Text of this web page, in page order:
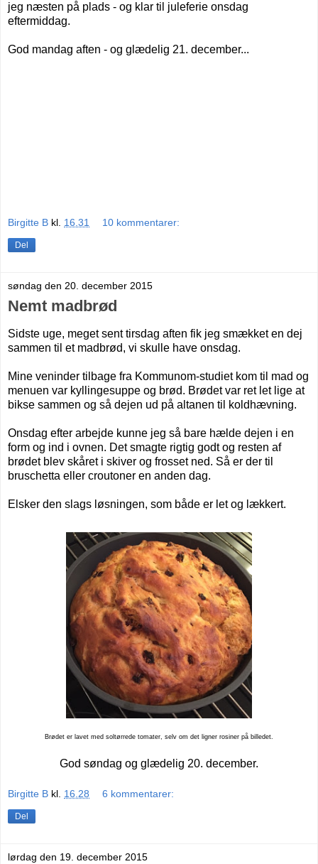
jeg næsten på plads - og klar til juleferie onsdag
eftermiddag.
God mandag aften - og glædelig 21. december...
Birgitte B kl. 16.31 10 kommentarer:
Del
søndag den 20. december 2015
Nemt madbrød
Sidste uge, meget sent tirsdag aften fik jeg smækket en dej
sammen til et madbrød, vi skulle have onsdag.
Mine veninder tilbage fra Kommunom-studiet kom til mad og
menuen var kyllingesuppe og brød. Brødet var ret let lige at
bikse sammen og så dejen ud på altanen til koldhævning.
Onsdag efter arbejde kunne jeg så bare hælde dejen i en
form og ind i ovnen. Det smagte rigtig godt og resten af
brødet blev skåret i skiver og frosset ned. Så er der til
bruschetta eller croutoner en anden dag.
Elsker den slags løsningen, som både er let og lækkert.
Brødet er lavet med soltørrede tomater, selv om det ligner rosiner på billedet.
God søndag og glædelig 20. december.
Birgitte B kl. 16.28 6 kommentarer:
Del
lørdag den 19. december 2015